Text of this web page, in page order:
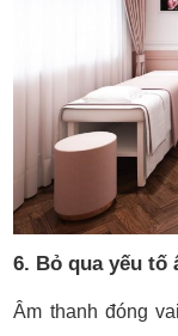
6. Bỏ qua yếu tố
Âm thanh đóng